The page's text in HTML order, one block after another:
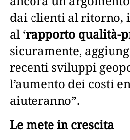
dai clienti al ritorno,
al ‘rapporto qualità-
sicuramente,
recenti sviluppi
l’aumento dei costi
aiuteranno”.
Le mete in crescita